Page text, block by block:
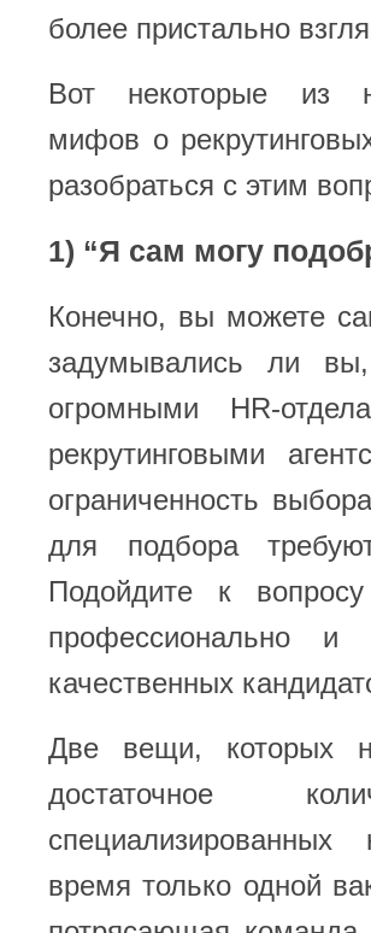
более пристально
Вот некоторые из
мифов о
разобраться с этим
1) “Я сам могу
Конечно, вы можете
задумывались ли
огромными HR-
рекрутинговыми
ограниченность
для подбора
Подойдите к
профессионально и
качественных
Две вещи, которых
достаточное
время только одной